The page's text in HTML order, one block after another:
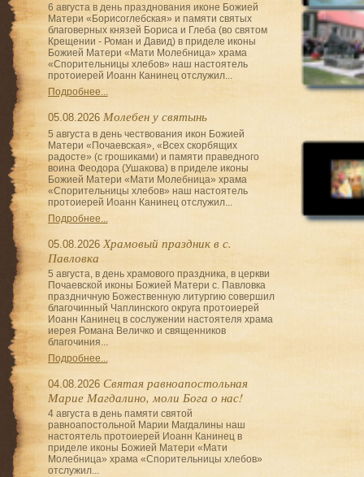
6 августа в день празднования иконе Божией
Матери «Борисоглебская» и памяти святых
благоверных князей Бориса и Глеба (во святом
Крещении - Роман и Давид) в приделе иконы
Божией Матери «Мати Молебница» храма
«Спорительницы хлебов» наш настоятель
протоиерей Иоанн Канинец отслужил...
Подробнее...
05.08.2026 Молебен у святынь
5 августа в день чествования икон Божией
Матери «Почаевская», «Всех скорбящих
радосте» (с грошиками) и памяти праведного
воина Феодора (Ушакова) в приделе иконы
Божией Матери «Мати Молебница» храма
«Спорительницы хлебов» наш настоятель
протоиерей Иоанн Канинец отслужил...
Подробнее...
05.08.2026 Храмовый праздник в с.
Павловка
5 августа, в день храмового праздника, в церкви
Почаевской иконы Божией Матери с. Павловка
праздничную Божественную литургию совершил
благочинный Чаплинского округа протоиерей
Иоанн Канинец в сослужении настоятеля храма
иерея Романа Величко и священников
благочиния...
Подробнее...
04.08.2026 Святая равноапостольная
Марие Магдалино, моли Бога о нас!
4 августа в день памяти святой
равноапостольной Марии Магдалины наш
настоятель протоиерей Иоанн Канинец в
приделе иконы Божией Матери «Мати
Молебница» храма «Спорительницы хлебов»
отслужил...